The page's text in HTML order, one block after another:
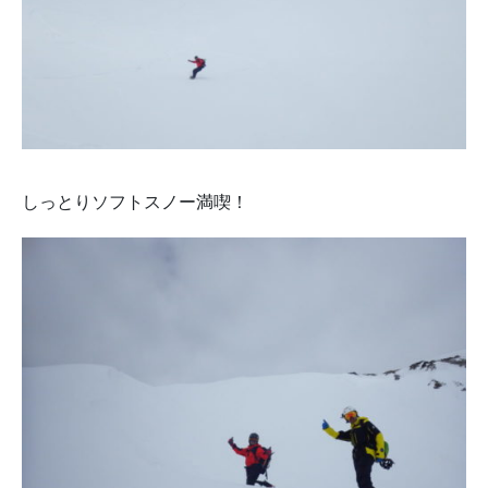
しっとりソフトスノー満喫！